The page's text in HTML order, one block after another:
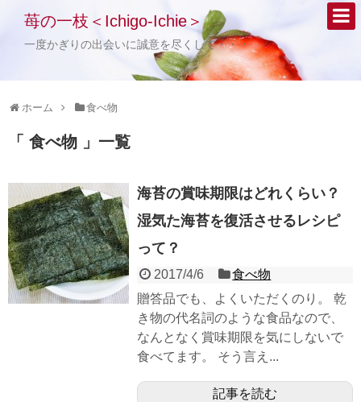
苺の一枝＜Ichigo-Ichie＞
一度かぎりの出会いに誠意を尽くして・・・
ホーム 食べ物
「 食べ物 」一覧
海苔の賞味期限はどれくらい？
湿気た海苔を復活させるレシピ
って？
2017/4/6
食べ物
贈答品でも、よくいただくのり。 乾
き物の代名詞のような食品なので、
なんとなく賞味期限を気にしないで
食べてます。 そう言え...
記事を読む